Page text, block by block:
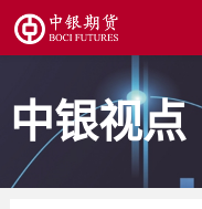
中银视点